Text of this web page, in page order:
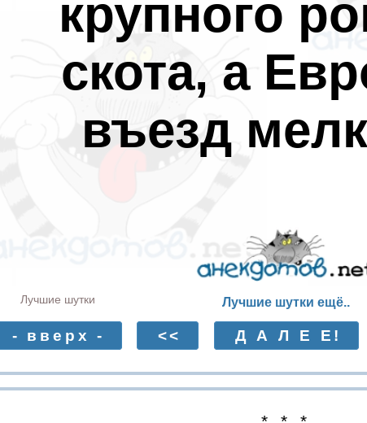
крупного
скота, а
въезд
Лучшие шутки Лучшие шутки ещё..
- вверх - << Д А Л Е Е!